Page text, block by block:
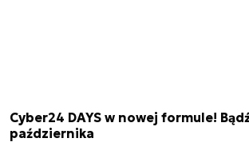
Cyber24 DAYS w nowej formule!
października